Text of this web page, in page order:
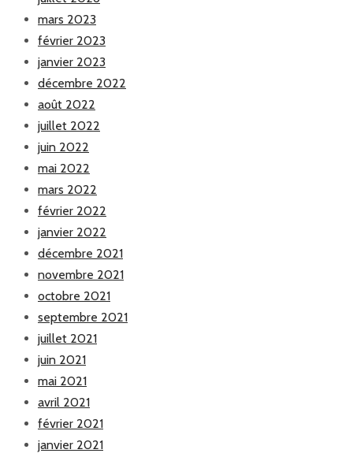
mars 2023
février 2023
janvier 2023
décembre 2022
août 2022
juillet 2022
juin 2022
mai 2022
mars 2022
février 2022
janvier 2022
décembre 2021
novembre 2021
octobre 2021
septembre 2021
juillet 2021
juin 2021
mai 2021
avril 2021
février 2021
janvier 2021